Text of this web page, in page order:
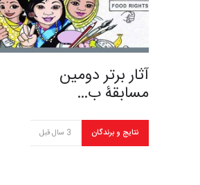
آثار برتر دومین
مسابقۀ ب…
نتایج و برندگان 3 سال قبل